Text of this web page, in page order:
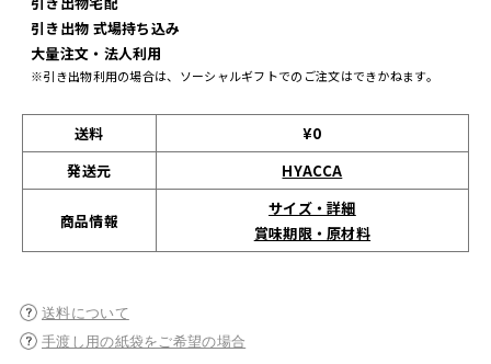
引き出物 式場持ち込み
大量注文・法人利用
※引き出物利用の場合は、ソーシャルギフトでのご注文はできかねます。
送料
¥0
発送元
HYACCA
商品情報
サイズ・詳細
賞味期限・原材料
送料について
手渡し用の紙袋をご希望の場合